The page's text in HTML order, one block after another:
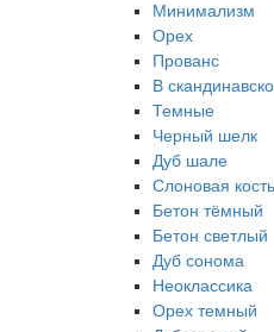
Минимализм
Орех
Прованс
В
Темные
Черный шелк
Дуб шале
Слоновая кость
Бетон тёмный
Бетон светлый
Дуб сонома
Неоклассика
Орех темный